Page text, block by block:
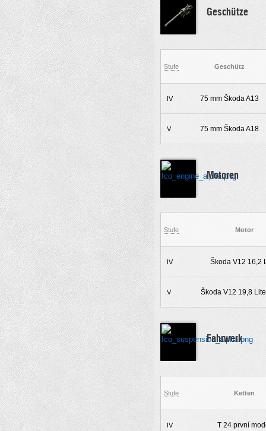
Geschütze
Stufe Geschütz
IV 75 mm Škoda A13
V 75 mm Škoda A18
Motoren
Stufe Motor
IV Škoda V12 16,2
V Škoda V12 19,8
Fahrwerk
Stufe Ketten
IV T 24 první